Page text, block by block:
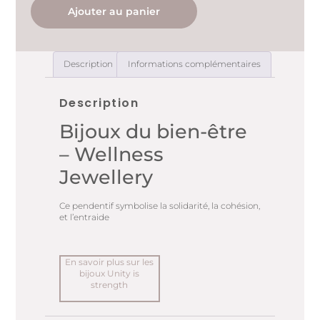
Ajouter au panier
Description Informations complémentaires
Description
Bijoux du bien-être
– Wellness
Jewellery
Ce pendentif symbolise la solidarité, la cohésion,
et l’entraide
En savoir plus sur les
bijoux Unity is
strength